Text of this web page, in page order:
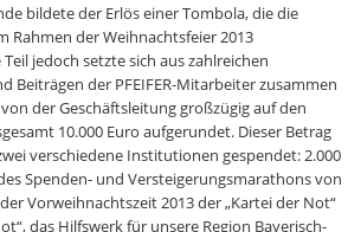
bildete der Erlös einer Tombola, die die
Rahmen der Weihnachtsfeier 2013
jedoch setzte sich aus zahlreichen
Beiträgen der PFEIFER-Mitarbeiter zusammen
der Geschäftsleitung großzügig auf den
10.000 Euro aufgerundet. Dieser Betrag
verschiedene Institutionen gespendet: 2.000
Spenden- und Versteigerungsmarathons von
Vorweihnachtszeit 2013 der „Kartei der Not“
das Hilfswerk für unsere Region Bayerisch-